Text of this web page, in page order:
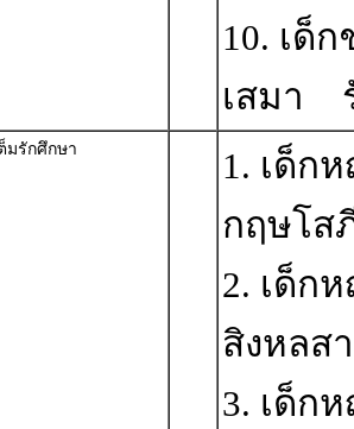
10. เด็
เสมา
มรักศึกษา
1. เด็
กฤษโส
2. เด็
สิงหลส
3. เด็ก